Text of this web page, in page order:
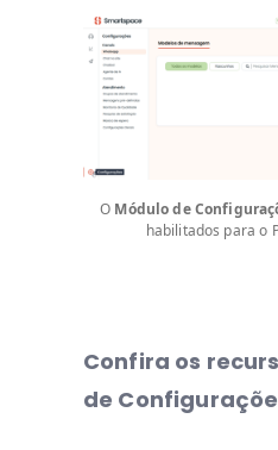
O Módulo de
habilitados para o
Confira os
de